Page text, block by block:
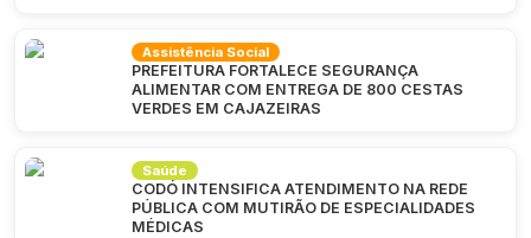
Assistência Social
PREFEITURA FORTALECE SEGURANÇA
ALIMENTAR COM ENTREGA DE 800 CESTAS
VERDES EM CAJAZEIRAS
Saúde
CODÓ INTENSIFICA ATENDIMENTO NA REDE
PÚBLICA COM MUTIRÃO DE ESPECIALIDADES
MÉDICAS